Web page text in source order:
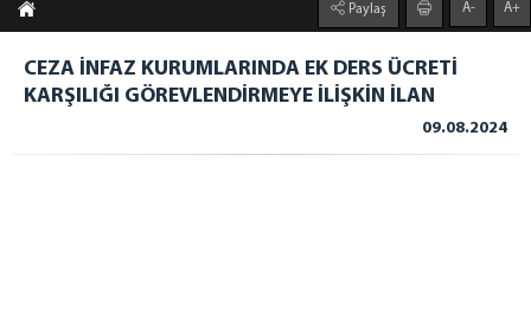
ADLİYEMİZ
HATAY ADLİYESİ
PROJELERİMİZ
Paylaş A- A+
CEZA İNFAZ KURUMLARINDA EK DERS ÜCRETİ
KARŞILIĞI GÖREVLENDİRMEYE İLİŞKİN İLAN
09.08.2024